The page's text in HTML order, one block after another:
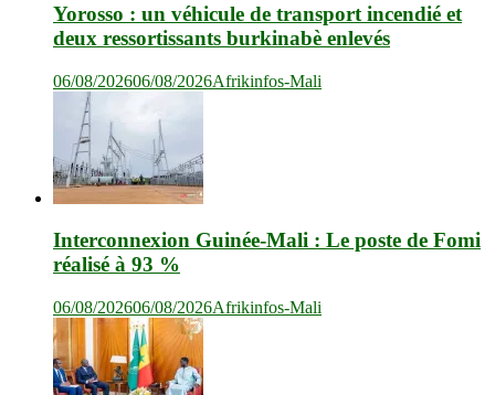
Yorosso : un véhicule de transport incendié et
deux ressortissants burkinabè enlevés
06/08/202606/08/2026Afrikinfos-Mali
Interconnexion Guinée-Mali : Le poste de Fomi
réalisé à 93 %
06/08/202606/08/2026Afrikinfos-Mali